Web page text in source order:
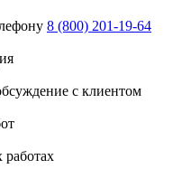
8 (800) 201-19-64
с клиентом